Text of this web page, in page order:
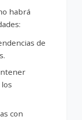
habrá
de
con